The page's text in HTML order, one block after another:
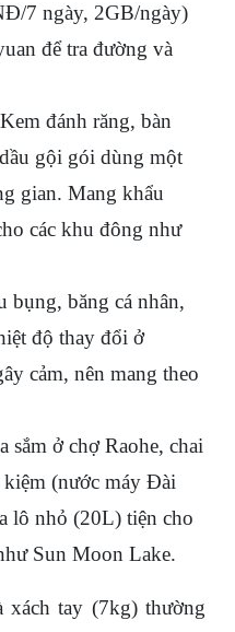
7 ngày, 2GB/ngày)
để tra đường và
đánh răng, bàn
gội gói dùng một
gian. Mang khẩu
các khu đông như
bụng, băng cá nhân,
độ thay đổi ở
cảm, nên mang theo
sắm ở chợ Raohe, chai
(nước máy Đài
lô nhỏ (20L) tiện cho
Sun Moon Lake.
tay (7kg) thường